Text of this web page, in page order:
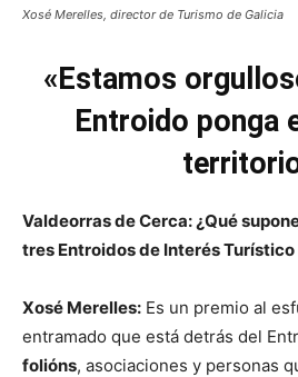
Xosé Merelles, director de Turismo de Galicia
«Estamos
Entroido ponga
Valdeorras de Cerca: ¿Qué
tres Entroidos de Interés Turístico
Xosé Merelles: Es un premio al
entramado que está detrás del
folións, asociaciones y personas